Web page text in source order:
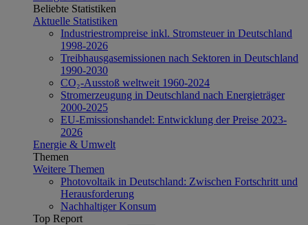
Beliebte Statistiken
Aktuelle Statistiken
Industriestrompreise inkl. Stromsteuer in Deutschland
1998-2026
Treibhausgasemissionen nach Sektoren in Deutschland
1990-2030
CO₂-Ausstoß weltweit 1960-2024
Stromerzeugung in Deutschland nach Energieträger
2000-2025
EU-Emissionshandel: Entwicklung der Preise 2023-
2026
Energie & Umwelt
Themen
Weitere Themen
Photovoltaik in Deutschland: Zwischen Fortschritt und
Herausforderung
Nachhaltiger Konsum
Top Report